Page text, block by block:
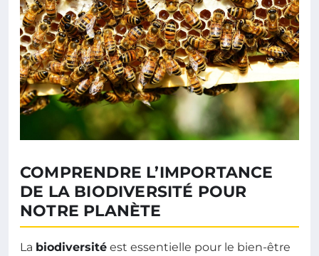
COMPRENDRE L’IMPORTANCE
DE LA BIODIVERSITÉ POUR
NOTRE PLANÈTE
La biodiversité est essentielle pour le bien-être